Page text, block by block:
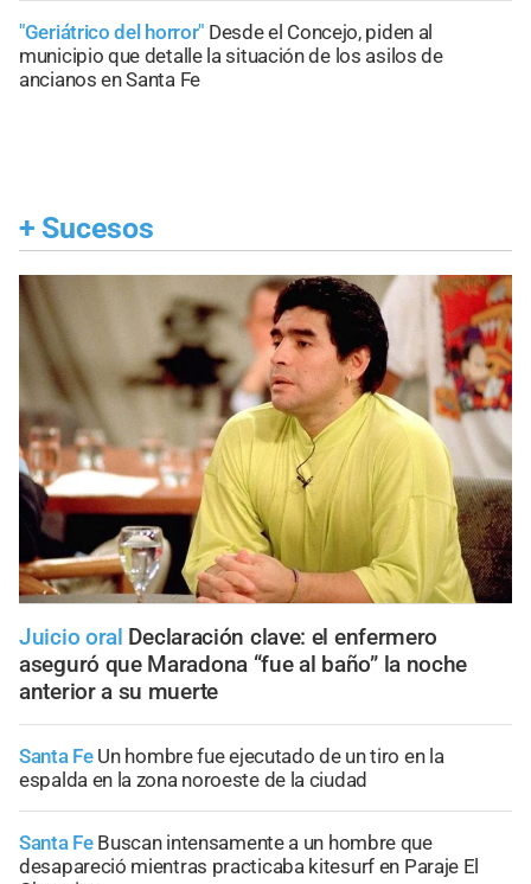
"Geriátrico del horror" Desde el Concejo, piden al
municipio que detalle la situación de los asilos de
ancianos en Santa Fe
+ Sucesos
Juicio oral Declaración clave: el enfermero
aseguró que Maradona “fue al baño” la noche
anterior a su muerte
Santa Fe Un hombre fue ejecutado de un tiro en la
espalda en la zona noroeste de la ciudad
Santa Fe Buscan intensamente a un hombre que
desapareció mientras practicaba kitesurf en Paraje El